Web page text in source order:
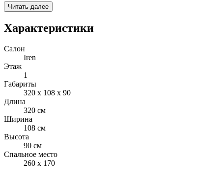
5. При раскладке дивана получается удобное спальное место,
размером 2600x1700.
6. Под сиденьями дивана и оттоманки имеются
7. В комплекте с диваном имеются 4 спинные подушки
(чехлы съемные).
8. Данная модель изготавливается на ортопедическом
основании (латах).
9. Диван полностью разборный.
Читать далее
Характеристики
Салон
Iren
Этаж
1
Габариты
320 x 108 x 90
Длина
320 см
Ширина
108 см
Высота
90 см
Спальное место
260 x 170